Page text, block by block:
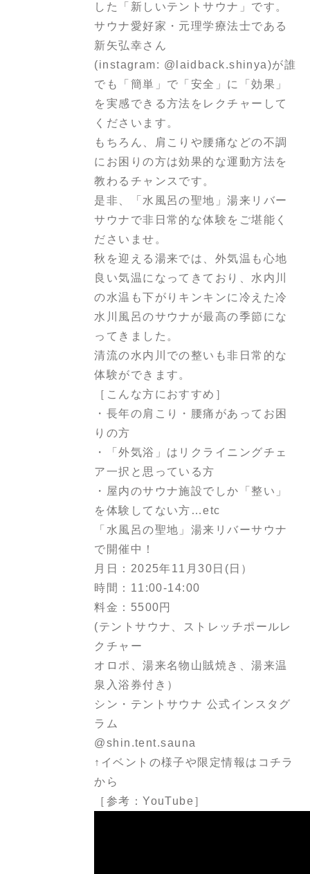
した「新しいテントサウナ」です。
サウナ愛好家・元理学療法士である
新矢弘幸さん
(instagram: @laidback.shinya)が誰
でも「簡単」で「安全」に「効果」
を実感できる方法をレクチャーして
くださいます。
もちろん、肩こりや腰痛などの不調
にお困りの方は効果的な運動方法を
教わるチャンスです。
是非、「水風呂の聖地」湯来リバー
サウナで非日常的な体験をご堪能く
ださいませ。
秋を迎える湯来では、外気温も心地
良い気温になってきており、水内川
の水温も下がりキンキンに冷えた冷
水川風呂のサウナが最高の季節にな
ってきました。
清流の水内川での整いも非日常的な
体験ができます。
［こんな方におすすめ］
・長年の肩こり・腰痛があってお困
りの方
・「外気浴」はリクライニングチェ
ア一択と思っている方
・屋内のサウナ施設でしか「整い」
を体験してない方…etc
「水風呂の聖地」湯来リバーサウナ
で開催中！
月日：2025年11月30日(日）
時間：11:00-14:00
料金：5500円
(テントサウナ、ストレッチポールレ
クチャー
オロポ、湯来名物山賊焼き、湯来温
泉入浴券付き）
シン・テントサウナ 公式インスタグ
ラム
@shin.tent.sauna
↑イベントの様子や限定情報はコチラ
から
［参考：YouTube］